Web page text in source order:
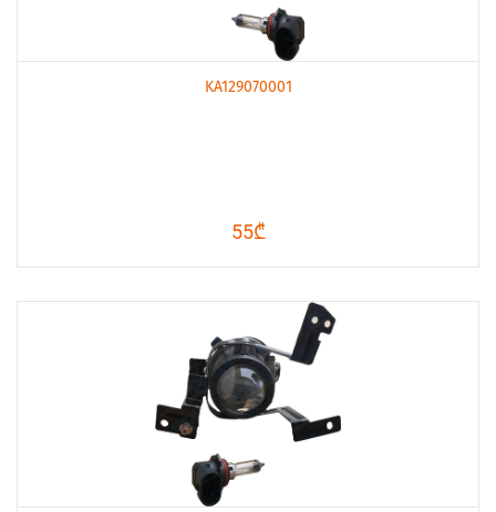
KA129070001
55₾